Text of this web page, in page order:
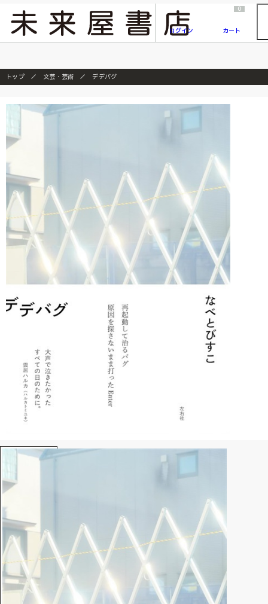
『ONE PIECE magazine 021 ONE PIECEカード付き同梱版』発売延期のご案内
ログイン
0
カート
トップ 文芸・芸術 デデバグ